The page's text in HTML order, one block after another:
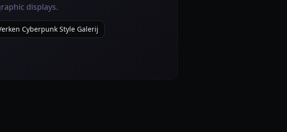
displays.
Cyberpunk Style Galerij